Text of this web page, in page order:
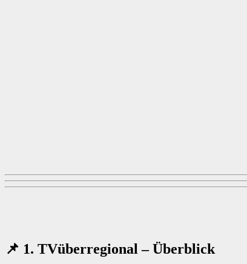
📌 1. TVüberregional – Überblick